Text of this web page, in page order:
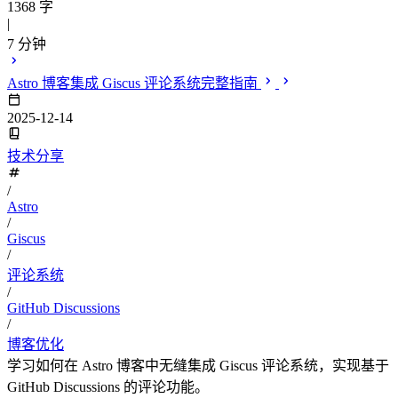
1368 字
|
7 分钟
Astro 博客集成 Giscus 评论系统完整指南
2025-12-14
技术分享
/
Astro
/
Giscus
/
评论系统
/
GitHub Discussions
/
博客优化
学习如何在 Astro 博客中无缝集成 Giscus 评论系统，实现基于
GitHub Discussions 的评论功能。